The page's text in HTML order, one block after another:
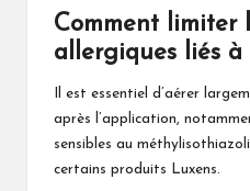
Comment limiter
allergiques liés
Il est essentiel d’aérer
après l’application,
sensibles au
certains produits Luxens.